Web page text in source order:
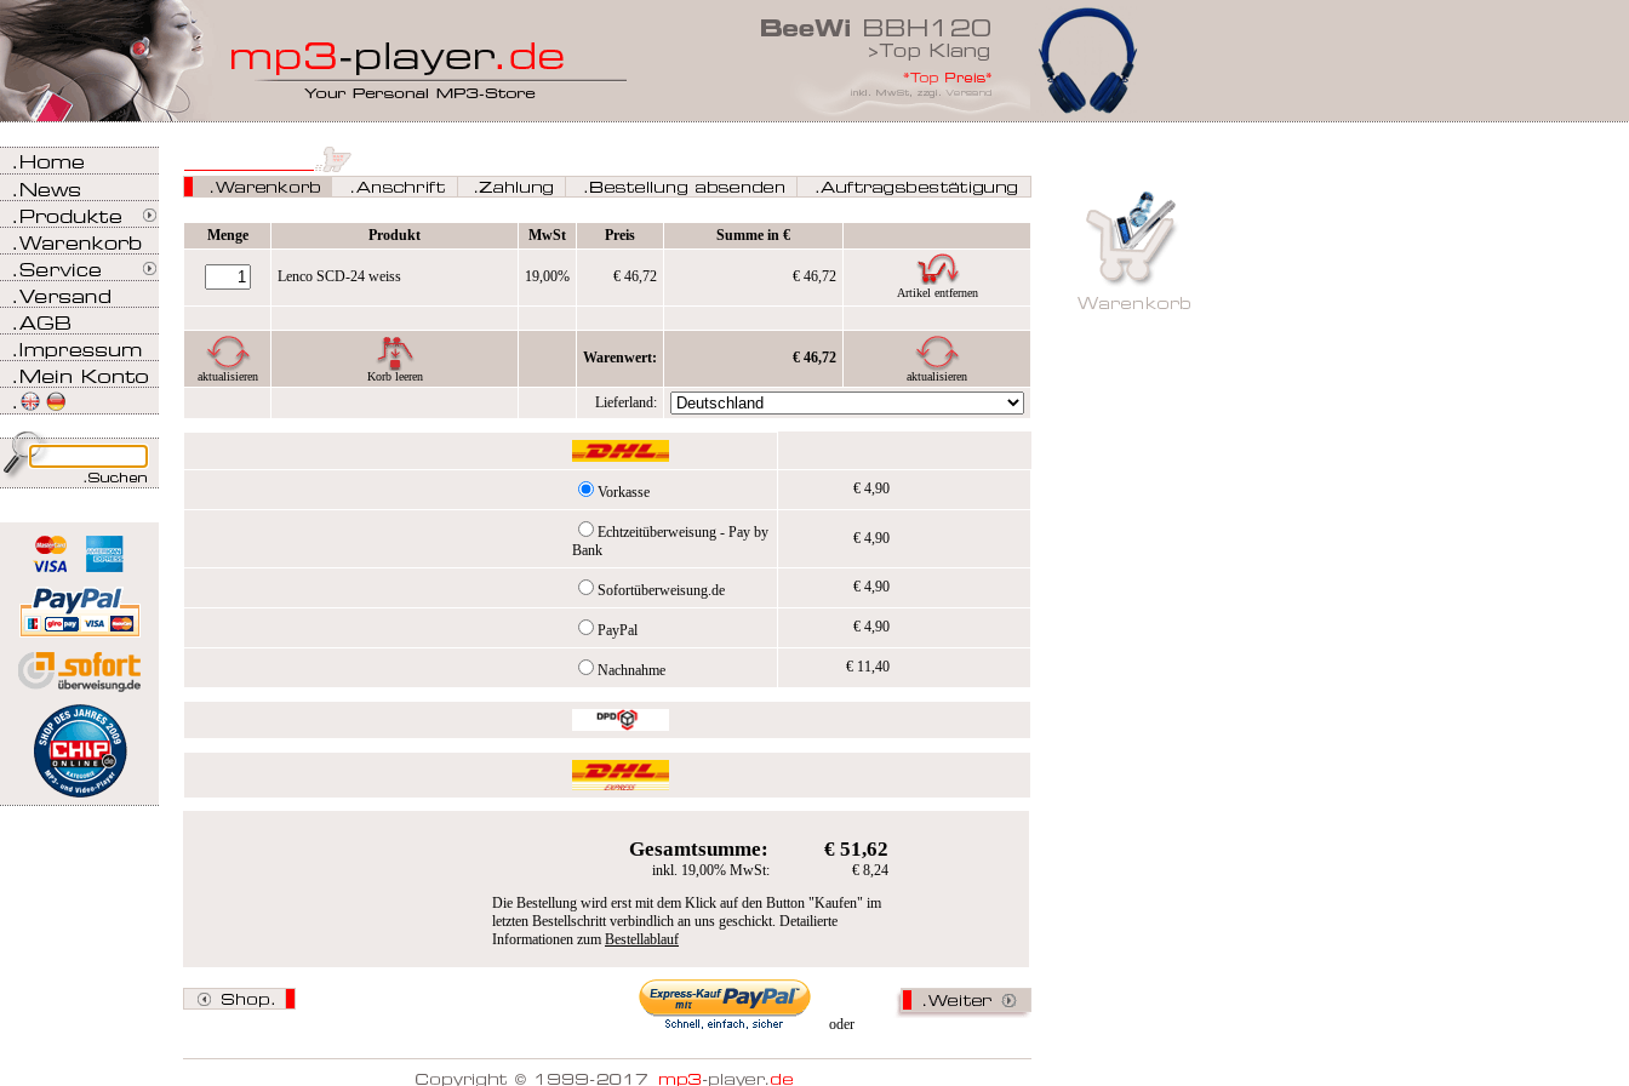
Menge Produkt MwSt Preis Summe in €
Lenco SCD-24 weiss 19,00% € 46,72 € 46,72
Artikel entfernen
aktualisieren Korb leeren
Warenwert: € 46,72
aktualisieren
Lieferland:
Vorkasse € 4,90
Echtzeitüberweisung - Pay by
Bank
€ 4,90
Sofortüberweisung.de € 4,90
PayPal € 4,90
Nachnahme € 11,40
Gesamtsumme: € 51,62
inkl. 19,00% MwSt:
€ 8,24
Die Bestellung wird erst mit dem Klick auf den Button "Kaufen" im
letzten Bestellschritt verbindlich an uns geschickt. Detailierte
Informationen zum Bestellablauf
oder